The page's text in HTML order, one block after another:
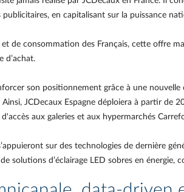
en capitalisant sur la puissance
de consommation des Français, cette offre
d’achat.
son positionnement grâce à une
JCDecaux Espagne déploiera à partir de
aux galeries et aux hypermarchés
sur des technologies de dernière
solutions d’éclairage LED sobres en